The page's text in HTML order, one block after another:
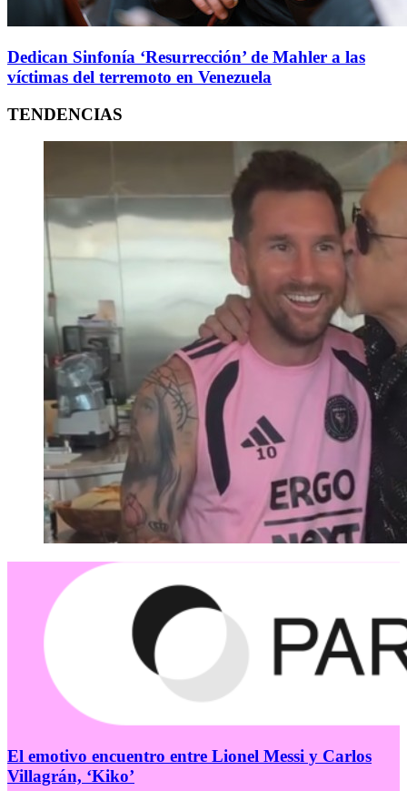
Dedican Sinfonía ‘Resurrección’ de Mahler a las
víctimas del terremoto en Venezuela
TENDENCIAS
El emotivo encuentro entre Lionel Messi y Carlos
Villagrán, ‘Kiko’